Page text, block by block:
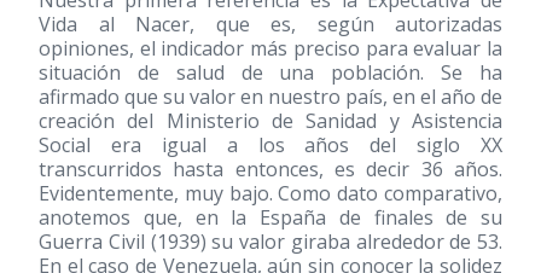
Vida al Nacer, que es, según autorizadas
opiniones, el indicador más preciso para evaluar la
situación de salud de una población. Se ha
afirmado que su valor en nuestro país, en el año de
creación del Ministerio de Sanidad y Asistencia
Social era igual a los años del siglo XX
transcurridos hasta entonces, es decir 36 años.
Evidentemente, muy bajo. Como dato comparativo,
anotemos que, en la España de finales de su
Guerra Civil (1939) su valor giraba alrededor de 53.
En el caso de Venezuela, aún sin conocer la solidez